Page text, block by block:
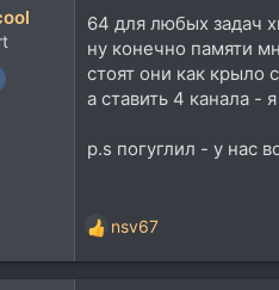
2003
64 для любых задач
ну конечно памяти
стоят они как крыло
а ставить 4 канала -
p.s погуглил - у нас
Р
е
nsv67